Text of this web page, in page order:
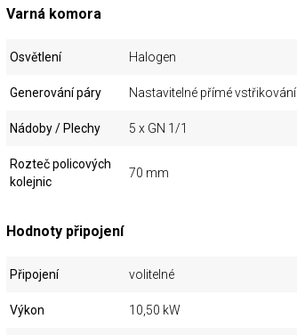
Varná komora
Osvětlení Halogen
Generování páry Nastavitelné přímé vstřikování
Nádoby / Plechy 5 x GN 1/1
Rozteč policových
kolejnic
70 mm
Hodnoty připojení
Připojení volitelné
Výkon 10,50 kW